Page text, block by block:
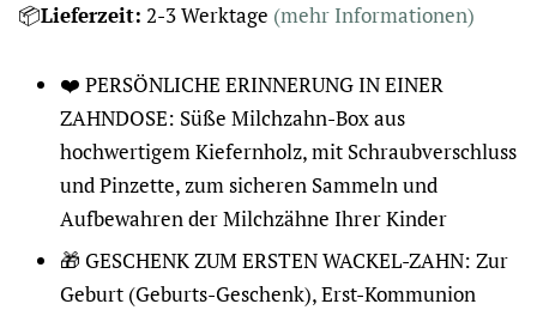
📦Lieferzeit: 2-3Werktage (mehr Informationen)
❤️ PERSÖNLICHE ERINNERUNG IN EINER
ZAHNDOSE: Süße Milchzahn-Box aus
hochwertigem Kiefernholz, mit Schraubverschluss
und Pinzette, zum sicheren Sammeln und
Aufbewahren der Milchzähne Ihrer Kinder
🎁 GESCHENK ZUM ERSTEN WACKEL-ZAHN: Zur
Geburt (Geburts-Geschenk), Erst-Kommunion